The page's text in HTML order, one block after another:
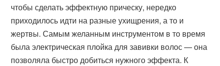
чтобы сделать эффектную прическу, нередко
приходилось идти на разные ухищрения, а то и
жертвы. Самым желанным инструментом в то время
была электрическая плойка для завивки волос — она
позволяла быстро добиться нужного эффекта. К